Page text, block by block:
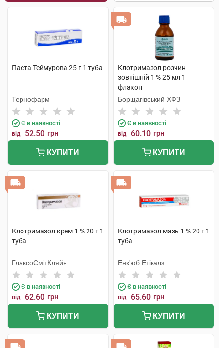
Паста Теймурова 25 г 1 туба
Тернофарм
Є в наявності
від 52.50 грн
КУПИТИ
Клотримазол розчин
зовнішній 1 % 25 мл 1
флакон
Борщагівський ХФЗ
Є в наявності
від 60.10 грн
КУПИТИ
Клотримазол крем 1 % 20 г 1
туба
ГлаксоСмітКляйн
Є в наявності
від 62.60 грн
КУПИТИ
Клотримазол мазь 1 % 20 г 1
туба
Енк'юб Етікалз
Є в наявності
від 65.60 грн
КУПИТИ